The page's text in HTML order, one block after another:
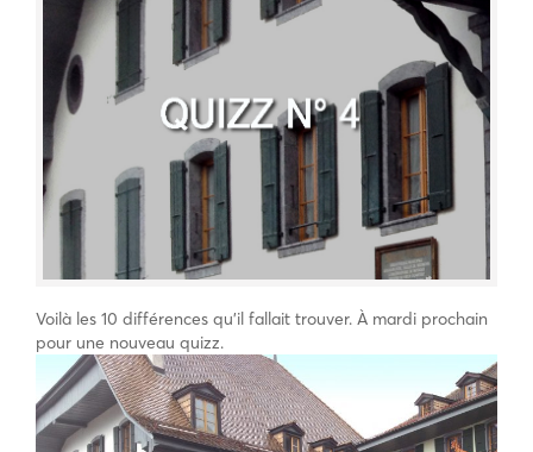
Voilà les 10 différences qu’il fallait trouver. À mardi prochain
pour une nouveau quizz.